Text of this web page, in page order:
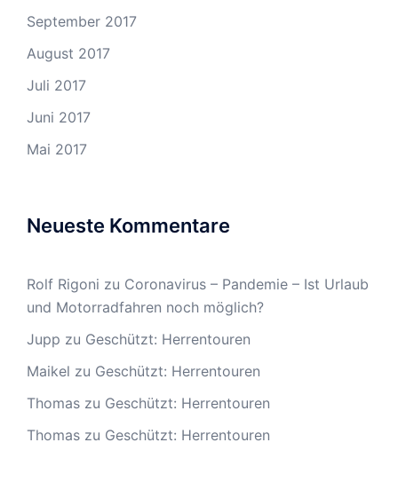
September 2017
August 2017
Juli 2017
Juni 2017
Mai 2017
Neueste Kommentare
Rolf Rigoni zu Coronavirus – Pandemie – Ist Urlaub
und Motorradfahren noch möglich?
Jupp zu Geschützt: Herrentouren
Maikel zu Geschützt: Herrentouren
Thomas zu Geschützt: Herrentouren
Thomas zu Geschützt: Herrentouren